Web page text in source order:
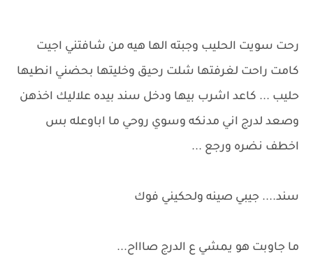
رحت سويت الحليب وجبته الها هيه من شافتني اجيت
كامت راحت لغرفتها شلت رحيق وخليتها بحضني انطيها
حليب ... كاعد اشرب بيها ودخل سند بيده علاليك اخذهن
وصعد لدرج اني مدنكه وسوي روحي ما اباوعله بس
اخطف نضره ورجع ...
سند.... جيبي صينه ولحكيني فوك
ما جاوبت هو يمشي ع الدرج صاااح...